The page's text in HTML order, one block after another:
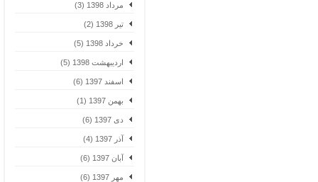
مرداد 1398 (3)
تیر 1398 (2)
خرداد 1398 (5)
اردیبهشت 1398 (5)
اسفند 1397 (6)
بهمن 1397 (1)
دی 1397 (6)
آذر 1397 (4)
آبان 1397 (6)
مهر 1397 (6)